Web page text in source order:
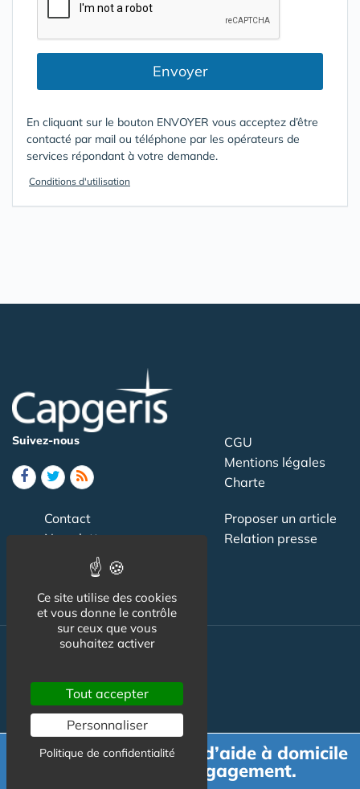
Envoyer
En cliquant sur le bouton ENVOYER vous acceptez d’être
contacté par mail ou téléphone par les opérateurs de
services répondant à votre demande.
Conditions d'utilisation
Suivez-nous
CGU
Mentions légales
Charte
Contact
Newsletter
Publicité
Proposer un article
Relation presse
Maisons de retraite
Résidences Service
Liens Utiles
Demande de devis d’aide à domicile
gratuit et sans engagement.
Ce site utilise des cookies
et vous donne le contrôle
sur ceux que vous
souhaitez activer
Tout accepter
Personnaliser
Politique de confidentialité